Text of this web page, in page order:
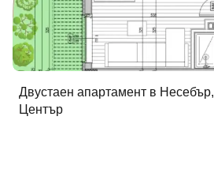
Двустаен апартамент в Несебър,
Център